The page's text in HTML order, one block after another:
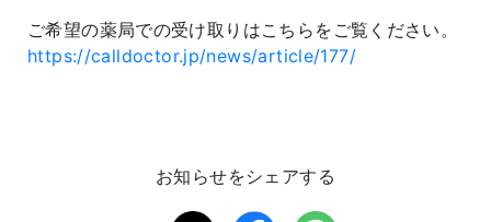
ご希望の薬局での受け取りはこちらをご覧ください。
https://calldoctor.jp/news/article/177/
お知らせをシェアする